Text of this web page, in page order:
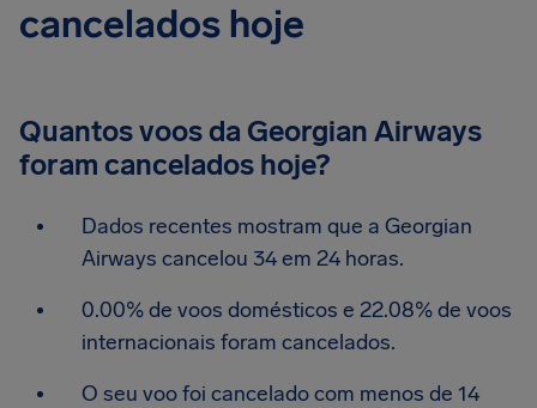
cancelados hoje
Quantos voos da Georgian Airways
foram cancelados hoje?
Dados recentes mostram que a Georgian
Airways cancelou 34 em 24 horas.
0.00% de voos domésticos e 22.08% de voos
internacionais foram cancelados.
O seu voo foi cancelado com menos de 14